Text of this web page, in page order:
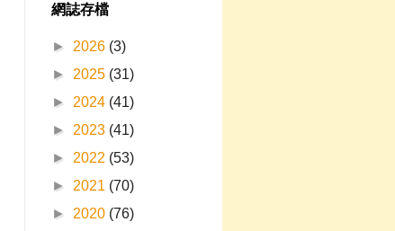
網誌存檔
► 2026 (3)
► 2025 (31)
► 2024 (41)
► 2023 (41)
► 2022 (53)
► 2021 (70)
► 2020 (76)